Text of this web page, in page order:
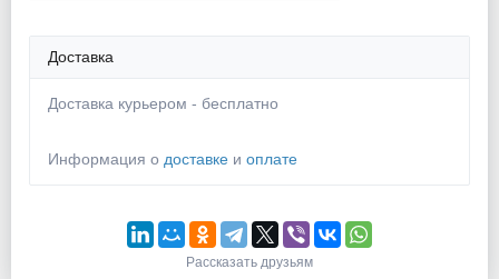
Доставка
Доставка курьером - бесплатно
Информация о доставке и оплате
Рассказать друзьям